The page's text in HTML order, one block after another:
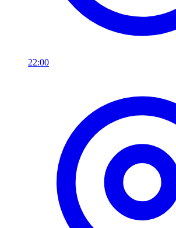
22:00